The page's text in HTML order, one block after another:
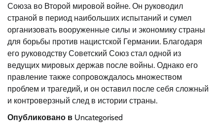
Союза во Второй мировой войне. Он руководил
страной в период наибольших испытаний и сумел
организовать вооруженные силы и экономику страны
для борьбы против нацистской Германии. Благодаря
его руководству Советский Союз стал одной из
ведущих мировых держав после войны. Однако его
правление также сопровождалось множеством
проблем и трагедий, и он оставил после себя сложный
и контроверзный след в истории страны.
Опубликовано в Uncategorised